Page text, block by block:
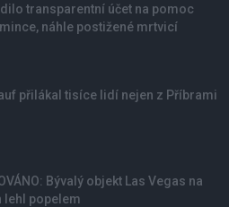
transparentní účet na pomoc
náhle postižené mrtvicí
přilákal tisíce lidí nejen z Příbrami
Bývalý objekt Las Vegas na
lehl popelem